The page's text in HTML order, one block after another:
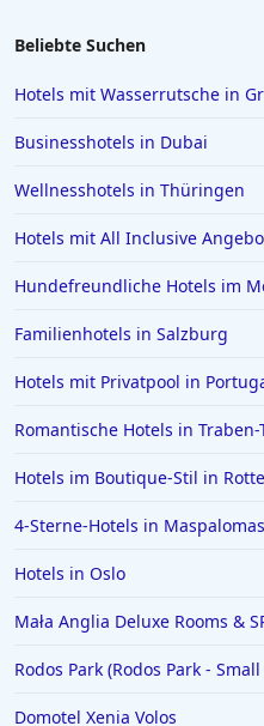
4-Sterne-Hotels in Side
Beliebte Suchen
Hotels mit Wasserrutsche in
Businesshotels in Dubai
Wellnesshotels in Thüringen
Hotels mit All Inclusive
Hundefreundliche Hotels im
Familienhotels in Salzburg
Hotels mit Privatpool in
Romantische Hotels in
Hotels im Boutique-Stil in
4-Sterne-Hotels in Maspalomas
Hotels in Oslo
Mała Anglia Deluxe Rooms &
Rodos Park (Rodos Park -
Domotel Xenia Volos